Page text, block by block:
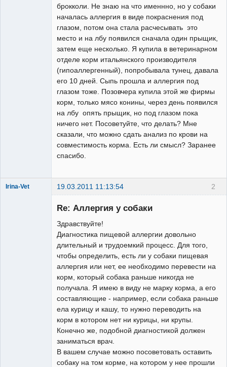
брокколи. Не знаю на что именнно, но у собаки
началась аллергия в виде покраснения под
глазом, потом она стала расчесывать это
место и на лбу появился сначала один прыщик,
затем еще несколько. Я купила в ветеринарном
отделе корм итальянского производителя
(гипоаллергенный), попробывала тунец, давала
его 10 дней. Сыпь прошла и аллергия под
глазом тоже. Позовчера купила этой же фирмы
корм, только мясо конины, через день появился
на лбу опять прыщик, но под глазом пока
ничего нет. Посоветуйте, что делать? Мне
сказали, что можно сдать анализ по крови на
совместимость корма. Есть ли смысл? Заранее
спасибо.
2
Irina-Vet 19.03.2011 11:13:54
Re: Аллергия у собаки
Здравствуйте!
Диагностика пищевой аллергии довольно
длительный и трудоемкий процесс. Для того,
чтобы определить, есть ли у собаки пищевая
аллергия или нет, ее необходимо перевести на
корм, который собака раньше никогда не
получала. Я имею в виду не марку корма, а его
составляющие - например, если собака раньше
ела курицу и кашу, то нужно переводить на
корм в котором нет ни курицы, ни крупы.
Конечно же, подобной диагностикой должен
заниматься врач.
В вашем случае можно посоветовать оставить
собаку на том корме, на котором у нее прошли